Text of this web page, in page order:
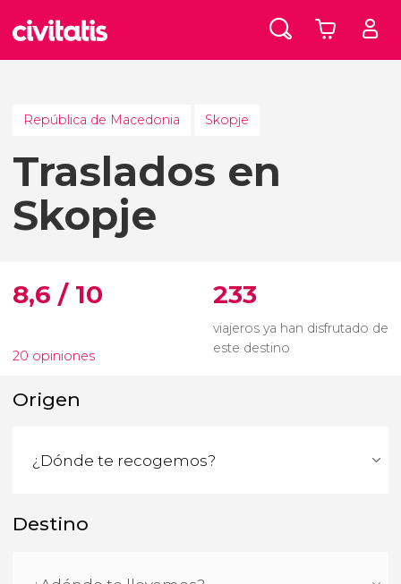
República de Macedonia Skopje
Traslados en
Skopje
8,6 / 10
20 opiniones
233
viajeros ya han disfrutado de
este destino
Origen
Destino